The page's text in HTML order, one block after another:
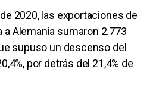
2020, las exportaciones de
Alemania sumaron 2.773
supuso un descenso del
por detrás del 21,4% de